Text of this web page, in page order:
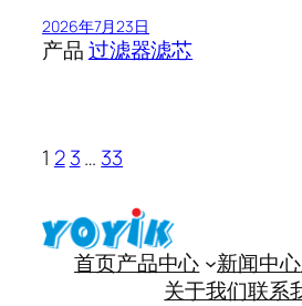
2026年7月23日
产品过滤器滤芯
1 2 3… 33
首页产品中心 新闻中心
关于我们联系